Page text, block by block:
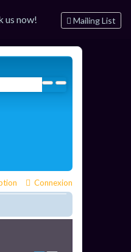
Mailing List
us now!
Connexion